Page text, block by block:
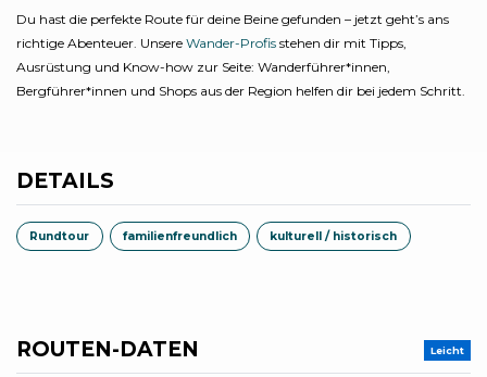
Du hast die perfekte Route für deine Beine gefunden – jetzt geht’s ans
richtige Abenteuer. Unsere Wander-Profis stehen dir mit Tipps,
Ausrüstung und Know-how zur Seite: Wanderführer*innen,
Bergführer*innen und Shops aus der Region helfen dir bei jedem Schritt.
DETAILS
Rundtour familienfreundlich kulturell / historisch
ROUTEN-DATEN Leicht